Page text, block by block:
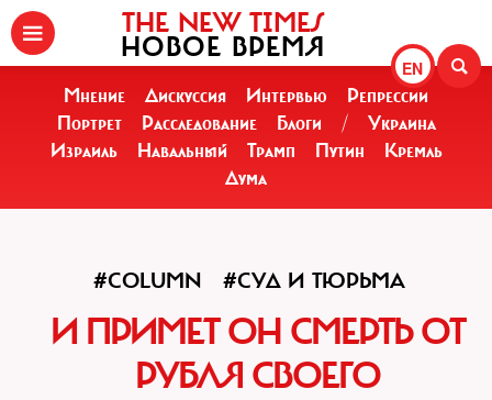
EN
THE NEW TIMES
НОВОЕ ВРЕМЯ
Мнение Дискуссия Интервью
Репрессии
Портрет
Расследование Блоги /
Украина
Израиль
Навальный Трамп Путин
Кремль
Дума
#COLUMN #СУД И ТЮРЬМА
И ПРИМЕТ ОН СМЕРТЬ ОТ
РУБЛЯ СВОЕГО